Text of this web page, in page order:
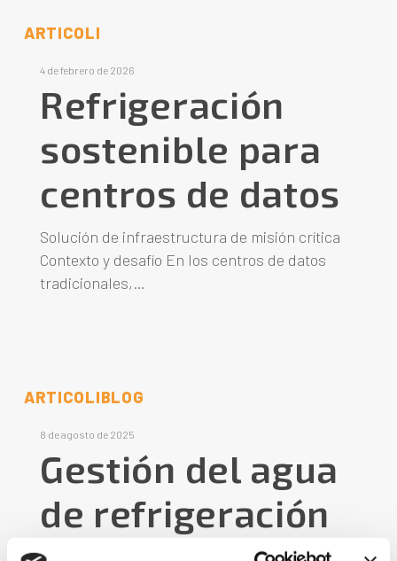
ARTICOLI
4 de febrero de 2026
Refrigeración
sostenible para
centros de datos
Solución de infraestructura de misión crítica
Contexto y desafío En los centros de datos
tradicionales,…
ARTICOLIBLOG
8 de agosto de 2025
Gestión del agua
de refrigeración